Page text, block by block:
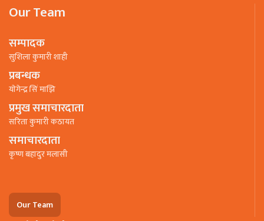
Our Team
सम्पादक
सुशिला कुमारी शाही
प्रबन्धक
याेगेन्द्र सिं माझि
प्रमुख समाचारदाता
सरिता कुमारी कठायत
समाचारदाता
कृष्ण बहादुर मलासी
Our Team